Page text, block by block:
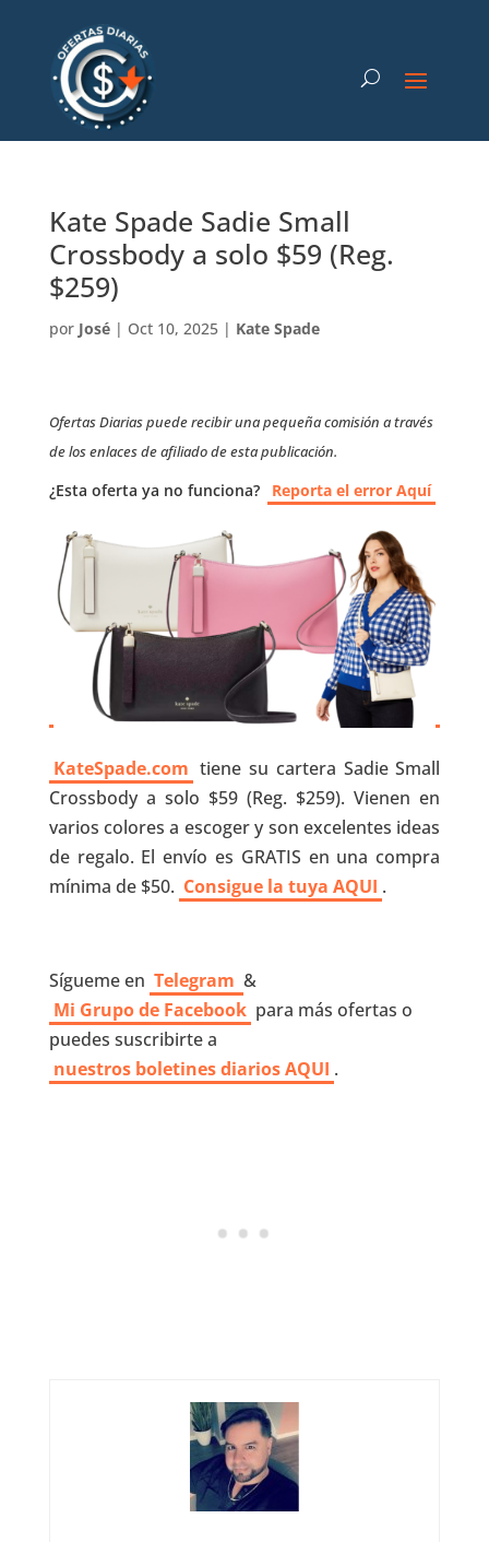
Kate Spade Sadie Small
Crossbody a solo $59 (Reg.
$259)
por José| Oct 10, 2025| Kate Spade
Ofertas Diarias puede recibir una pequeña comisión a través
de los enlaces de afiliado de esta publicación.
¿Esta oferta ya no funciona? Reporta el error Aquí
KateSpade.com tiene su cartera Sadie Small
Crossbody a solo $59 (Reg. $259). Vienen en
varios colores a escoger y son excelentes ideas
de regalo. El envío es GRATIS en una compra
mínima de $50. Consigue la tuya AQUI .
Sígueme en Telegram &
Mi Grupo de Facebook para más ofertas o
puedes suscribirte a
nuestros boletines diarios AQUI .